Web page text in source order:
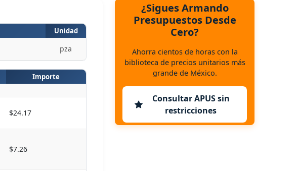
Unidad
pza
Importe
$24.17
$7.26
¿Sigues Armando
Presupuestos Desde
Cero?
Ahorra cientos de horas con la
biblioteca de precios unitarios más
grande de México.
Consultar APUS sin
restricciones